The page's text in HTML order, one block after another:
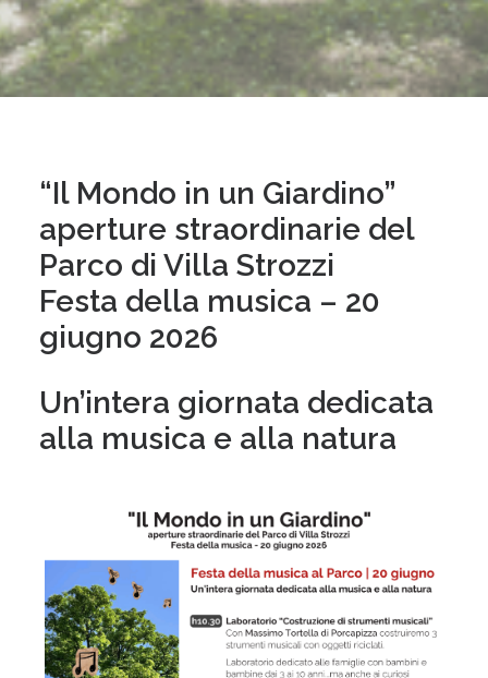
“Il Mondo in un Giardino”
aperture straordinarie del
Parco di Villa Strozzi
Festa della musica – 20
giugno 2026
Un’intera giornata dedicata
alla musica e alla natura